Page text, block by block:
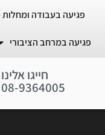
פגיעה בעבודה
פגיעה במרחב הציבורי
חייגו אלינו
08-9364005